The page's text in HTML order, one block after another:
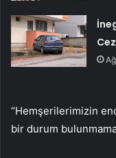
“Hemşerilerimizin
bir durum